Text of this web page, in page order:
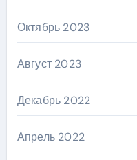
Октябрь 2023
Август 2023
Декабрь 2022
Апрель 2022